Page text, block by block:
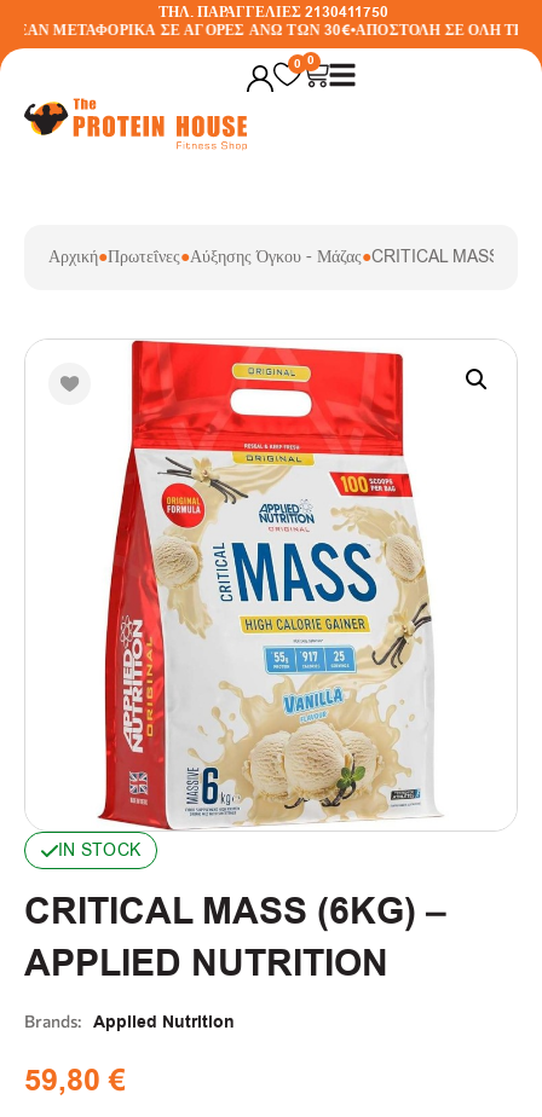
ΤΗΛ. ΠΑΡΑΓΓΕΛΙΕΣ 2130411750
ΜΕΤΑΦΟΡΙΚΑ ΣΕ ΑΓΟΡΕΣ ΑΝΩ ΤΩΝ 30€•ΑΠΟΣΤΟΛΗ ΣΕ ΟΛΗ ΤΗΝ
0 0
Αρχική●Πρωτεΐνες●Αύξησης Όγκου - Μάζας●CRITICAL MASS
IN STOCK
CRITICAL MASS (6KG) –
APPLIED NUTRITION
Brands: Applied Nutrition
59,80€